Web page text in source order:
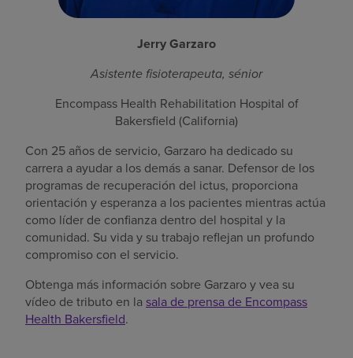
Jerry Garzaro
Asistente fisioterapeuta, sénior
Encompass Health Rehabilitation Hospital of
Bakersfield (California)
Con 25 años de servicio, Garzaro ha dedicado su
carrera a ayudar a los demás a sanar. Defensor de los
programas de recuperación del ictus, proporciona
orientación y esperanza a los pacientes mientras actúa
como líder de confianza dentro del hospital y la
comunidad. Su vida y su trabajo reflejan un profundo
compromiso con el servicio.
Obtenga más información sobre Garzaro y vea su
vídeo de tributo en la sala de prensa de Encompass
Health Bakersfield.